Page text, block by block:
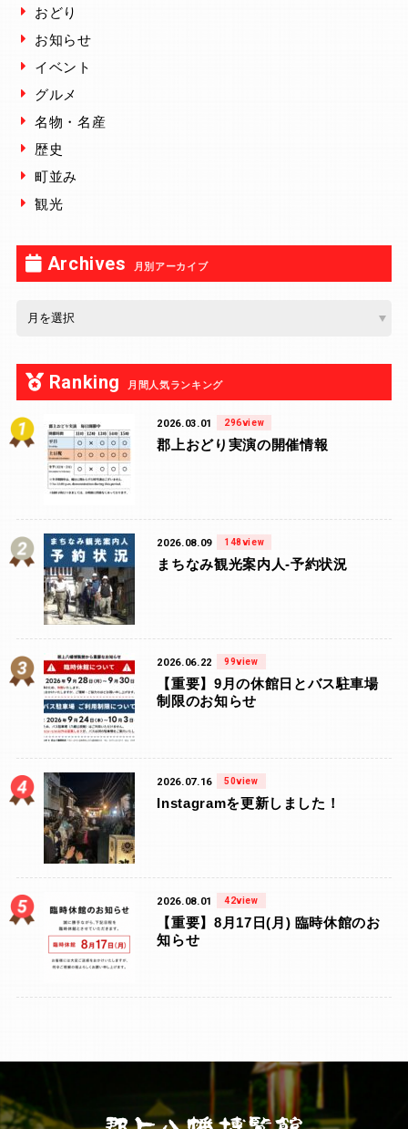
おどり
お知らせ
イベント
グルメ
名物・名産
歴史
町並み
観光
Archives 月別アーカイブ
Ranking 月間人気ランキング
2026.03.01 296view
郡上おどり実演の開催情報
2026.08.09 148view
まちなみ観光案内人-予約状況
2026.06.22 99view
【重要】9月の休館日とバス駐車場
制限のお知らせ
2026.07.16 50view
Instagramを更新しました！
2026.08.01 42view
【重要】8月17日(月) 臨時休館のお
知らせ